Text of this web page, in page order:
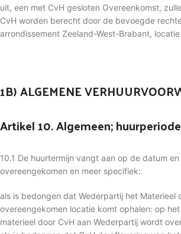
uit, een met CvH gesloten Overeenkomst,
CvH worden berecht door de bevoegde
arrondissement Zeeland-West-Brabant,
1B) ALGEMENE
Artikel 10. Algemeen; huurperiode
10.1 De huurtermijn vangt aan op de datum
overeengekomen en meer specifiek:
als is bedongen dat Wederpartij het Materieel
overeengekomen locatie komt ophalen: op
materieel door CvH aan Wederpartij wordt